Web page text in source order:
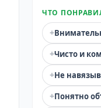
ЧТО
+
+Чисто и
+Не
+Понятно